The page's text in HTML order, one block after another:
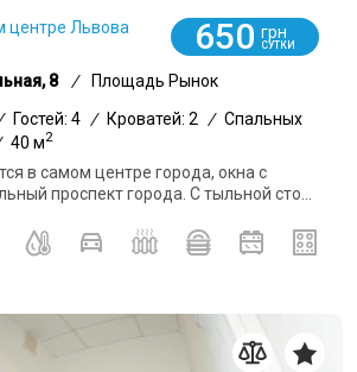
центре Львова 650 грн
СУТКИ
8 /
Площадь Рынок
Гостей: 4 / Кроватей: 2 / Спальных
40 м2
в самом центре города, окна с
проспект города. С тыльной сто...